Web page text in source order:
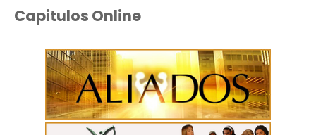
Capitulos Online